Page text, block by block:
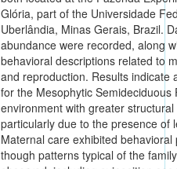
Glória, part of the Universidade
Uberlândia, Minas Gerais, Brazil.
abundance were recorded, along
behavioral descriptions related to
and reproduction. Results indicate
for the Mesophytic Semideciduous
environment with greater structural
particularly due to the presence of
Maternal care exhibited behavioral
though patterns typical of the